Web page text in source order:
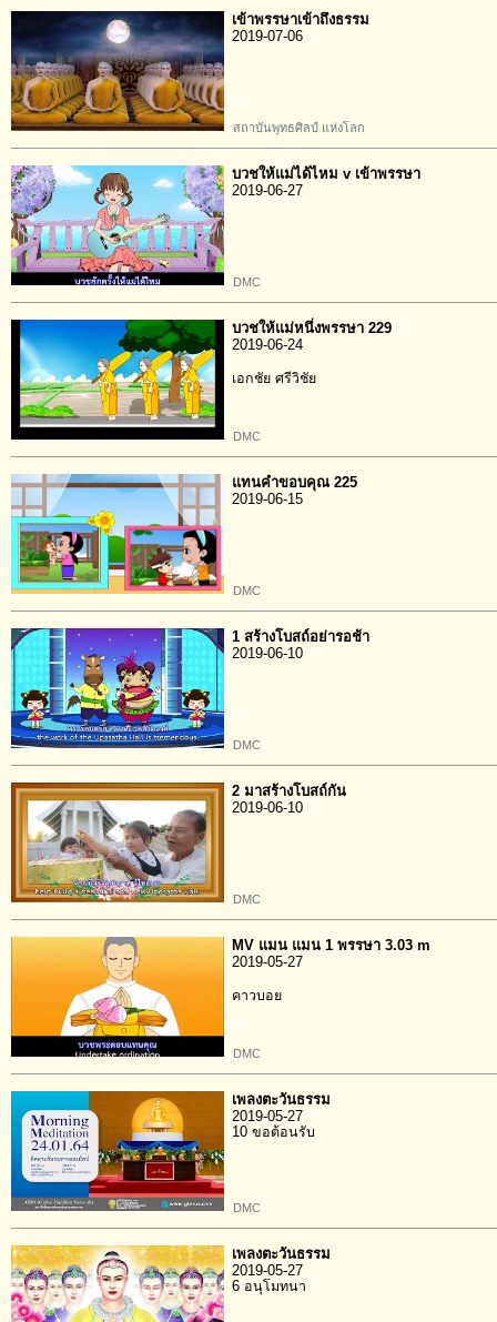
เข้าพรรษาเข้าถึงธรรม
2019-07-06
สถาบันพุทธศิลป์ แห่งโลก
บวชให้แม่ได้ไหม v เข้าพรรษา
2019-06-27
DMC
บวชให้แม่หนึ่งพรรษา 229
2019-06-24
เอกชัย ศรีวิชัย
DMC
แทนคำขอบคุณ 225
2019-06-15
DMC
1 สร้างโบสถ์อย่ารอช้า
2019-06-10
DMC
2 มาสร้างโบสถ์กัน
2019-06-10
DMC
MV แมน แมน 1 พรรษา 3.03 m
2019-05-27
คาวบอย
DMC
เพลงตะวันธรรม
2019-05-27
10 ขอต้อนรับ
DMC
เพลงตะวันธรรม
2019-05-27
6 อนุโมทนา